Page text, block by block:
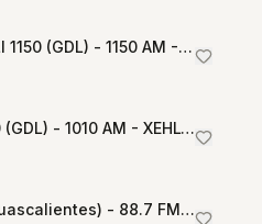
RADIO METRÓPOLI 1150 (GDL) - 1150 AM - XEAD-AM - Grupo Unidifusión - Guadalajara, Jalisco
W DEPORTES 1010 (GDL) - 1010 AM - XEHL-AM - Grupo Radio Cañón - Guadalajara, Jalisco
RADIO BI 88.7 (Aguascalientes) - 88.7 FM - XHBI-FM - Radiogrupo - Aguascalientes, Aguascalientes